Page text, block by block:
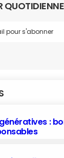
QUOTIDIENNE
: